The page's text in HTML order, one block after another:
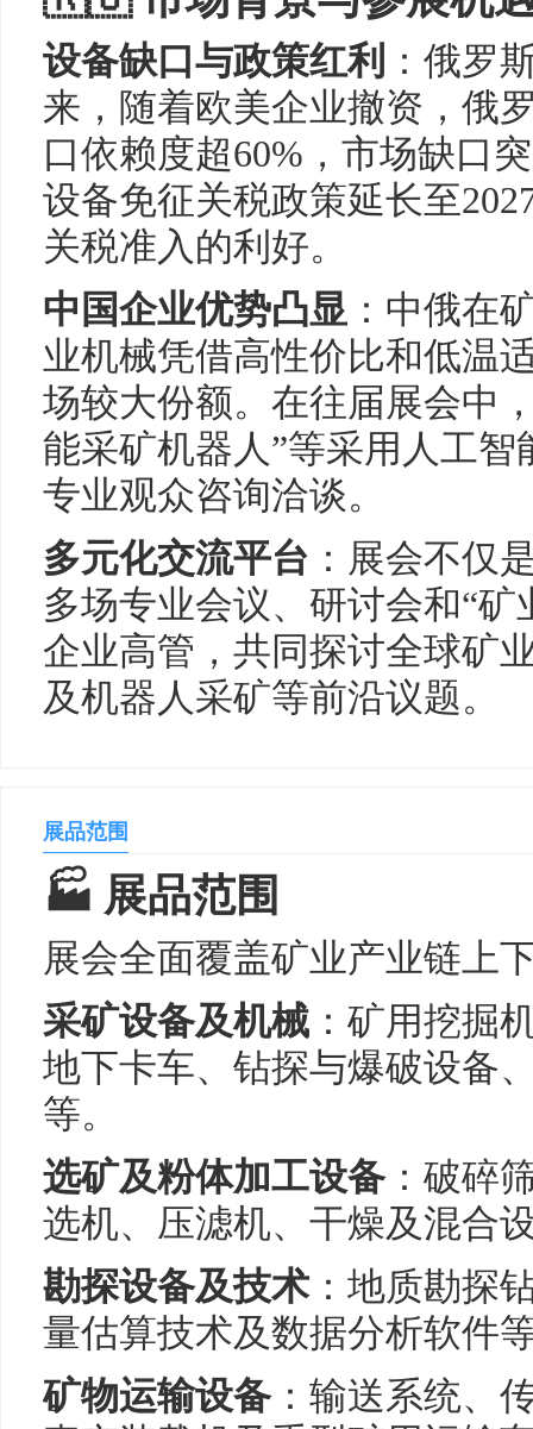
设备缺口与政策红利 ：俄罗
来，随着欧美企业撤资，俄
口依赖度超60%，市场缺口
设备免征关税政策延长至
关税准入的利好。
中国企业优势凸显 ：中俄在
业机械凭借高性价比和低温
场较大份额。在往届展会中
能采矿机器人”等采用人工
专业观众咨询洽谈。
多元化交流平台 ：展会不仅
多场专业会议、研讨会和“
企业高管，共同探讨全球矿
及机器人采矿等前沿议题。
展品范围
🏭 展品范围
展会全面覆盖矿业产业链上
采矿设备及机械 ：矿用挖掘
地下卡车、钻探与爆破设备
等。
选矿及粉体加工设备：破碎
选机、压滤机、干燥及混合
勘探设备及技术：地质勘探
量估算技术及数据分析软件
矿物运输设备：输送系统、